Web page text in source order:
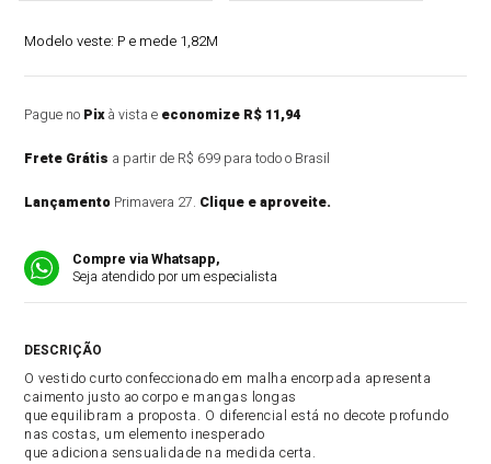
Modelo veste: P e mede 1,82M
Pague no Pixà vista e economize R$ 11,94
Frete Grátis a partir de R$ 699 para todo o Brasil
Lançamento Primavera 27. Clique e aproveite.
Compre via Whatsapp,
Seja atendido por um especialista
O vestido curto confeccionado em malha encorpada apresenta
caimento justo ao corpo e mangas longas
que equilibram a proposta. O diferencial está no decote profundo
nas costas, um elemento inesperado
que adiciona sensualidade na medida certa.